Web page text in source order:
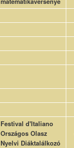
Festival d'Italiano
Országos Olasz
Nyelvi Diáktalálkozó